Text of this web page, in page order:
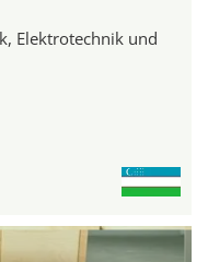
Elektrotechnik und